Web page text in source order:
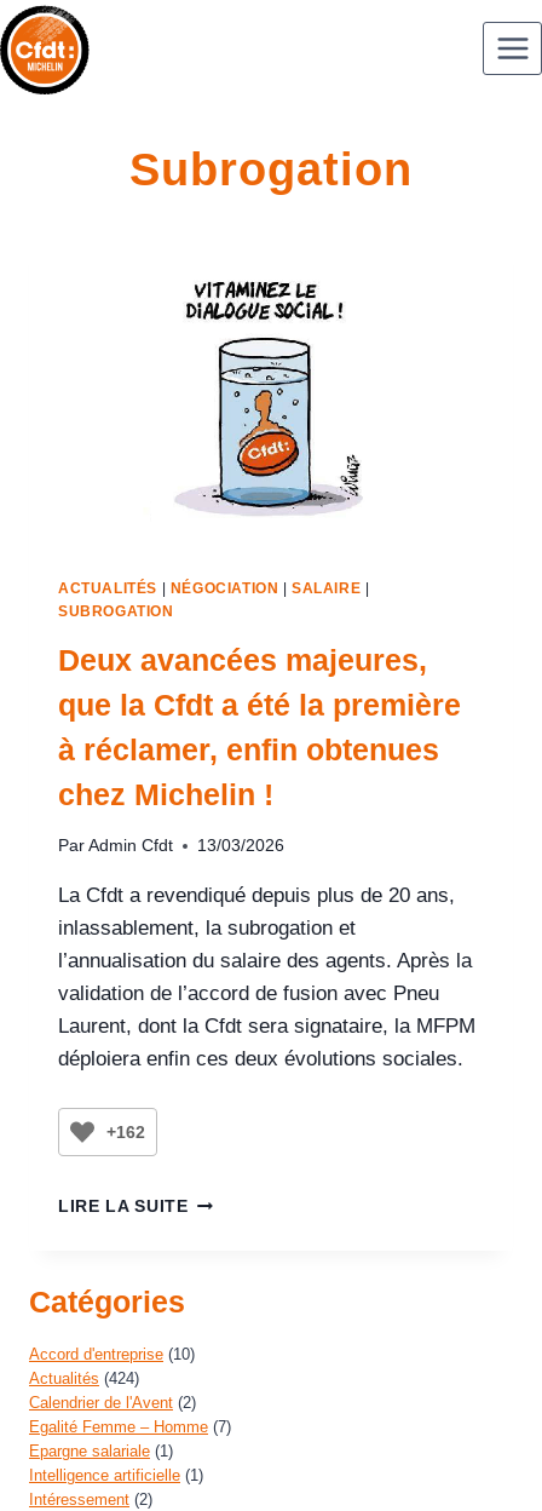
Subrogation
ACTUALITÉS | NÉGOCIATION |SALAIRE |
SUBROGATION
Deux avancées majeures,
que la Cfdt a été la première
à réclamer, enfin obtenues
chez Michelin !
Par Admin Cfdt 13/03/2026
La Cfdt a revendiqué depuis plus de 20 ans,
inlassablement, la subrogation et
l’annualisation du salaire des agents. Après la
validation de l’accord de fusion avec Pneu
Laurent, dont la Cfdt sera signataire, la MFPM
déploiera enfin ces deux évolutions sociales.
+162
LIRE LA SUITE
Catégories
Accord d'entreprise (10)
Actualités (424)
Calendrier de l'Avent (2)
Egalité Femme – Homme (7)
Epargne salariale (1)
Intelligence artificielle (1)
Intéressement (2)